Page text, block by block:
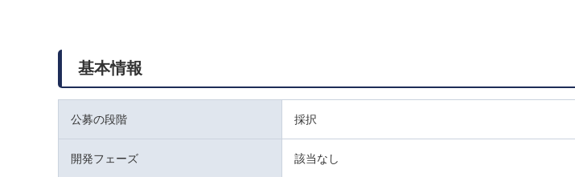
基本情報
公募の段階 採択
開発フェーズ 該当なし